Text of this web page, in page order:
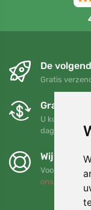
De
Gratis
Gratis
U kunt uw
dagen
Wij
Voor elke
ons